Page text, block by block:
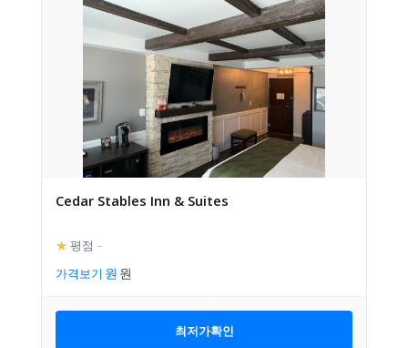
Cedar Stables Inn & Suites
★ 평점 –
가격보기
최저가확인